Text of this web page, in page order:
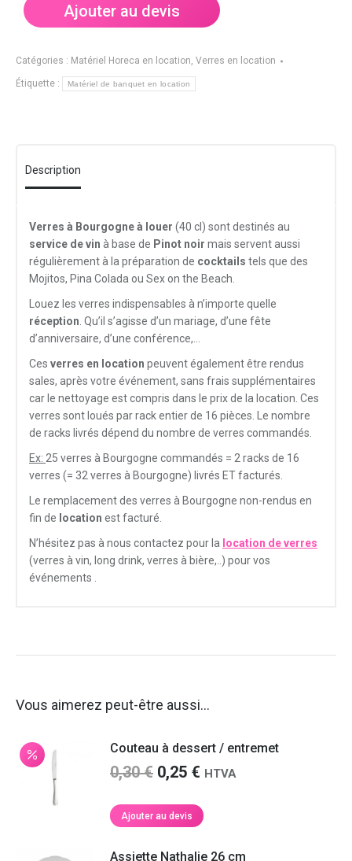
à
Ajouter au devis
Catégories : Matériel Horeca en location, Verres en location
Étiquette : Matériel de banquet en location
Description
Verres à Bourgogne à louer (40 cl) sont destinés au
service de vin à base de Pinot noir mais servent aussi
régulièrement à la préparation de cocktails tels que des
Mojitos, Pina Colada ou Sex on the Beach.
Louez les verres indispensables à n’importe quelle
réception . Qu’il s’agisse d’un mariage, d’une fête
d’anniversaire, d’une conférence,…
Ces verres en location peuvent également être rendus
sales, après votre événement, sans frais supplémentaires
car le nettoyage est compris dans le prix de la location. Ces
verres sont loués par rack entier de 16 pièces. Le nombre
de racks livrés dépend du nombre de verres commandés.
Ex: 25 verres à Bourgogne commandés = 2 racks de 16
verres (= 32 verres à Bourgogne) livrés ET facturés.
Le remplacement des verres à Bourgogne non-rendus en
fin de location est facturé.
N’hésitez pas à nous contactez pour la location de verres
(verres à vin, long drink, verres à bière,..) pour vos
événements .
Vous aimerez peut-être aussi…
Couteau à dessert / entremet
0,30€ Le
initial
0,30 €.
0,25 € Le
actuel
0,25 €.
HTVA
Ajouter au devis
Assiette Nathalie 26 cm